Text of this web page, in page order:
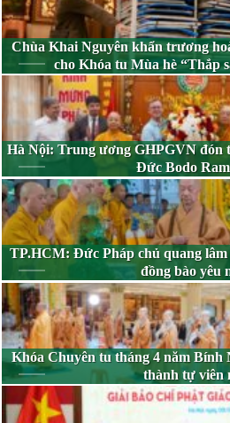
Chùa Khai Nguyên khẩn trương
cho Khóa tu Mùa hè “Thắp
Hà Nội: Trung ương GHPGVN đón
Đức Bodo
TP.HCM: Đức Pháp chủ quang lâm
đồng bào yêu
Khóa Chuyên tu tháng 4 năm Bính
thành tự viên